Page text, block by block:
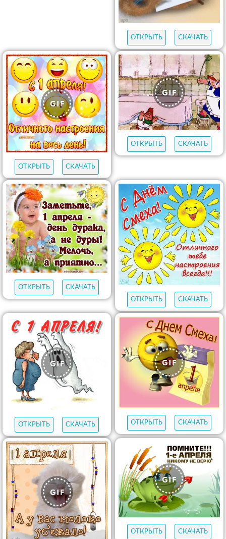
ОТКРЫТЬ СКАЧАТЬ
ОТКРЫТЬ СКАЧАТЬ
ОТКРЫТЬ СКАЧАТЬ
ОТКРЫТЬ
СКАЧАТЬ
ОТКРЫТЬ
СКАЧАТЬ
ОТКРЫТЬ СКАЧАТЬ ОТКРЫТЬ СКАЧАТЬ
ОТКРЫТЬ СКАЧАТЬ